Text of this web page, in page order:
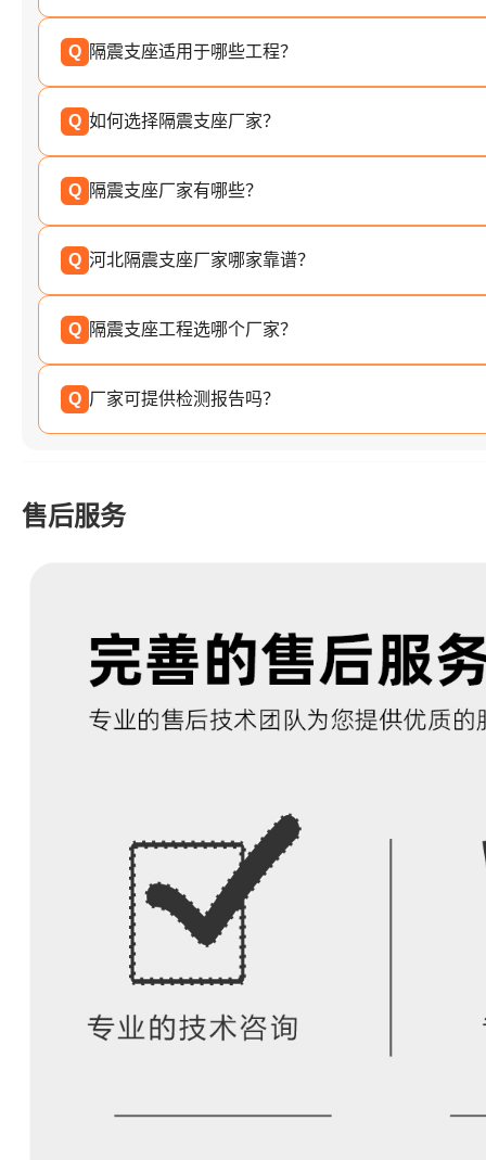
Q 隔震支座适用于哪些工程？
Q 如何选择隔震支座厂家？
Q 隔震支座厂家有哪些？
Q 河北隔震支座厂家哪家靠谱？
Q 隔震支座工程选哪个厂家？
Q 厂家可提供检测报告吗？
售后服务